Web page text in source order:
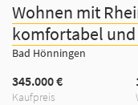
Wohnen mit
komfortabel
Bad Hönningen
Kaufpreis
345.000 €